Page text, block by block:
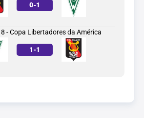
0-1
- Copa Libertadores da América
1-1